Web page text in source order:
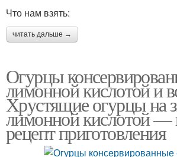
Что нам взять:
читать дальше →
Огурцы
лимонной кислотой и
Хрустящие огурцы на
лимонной кислотой —
рецепт приготовления